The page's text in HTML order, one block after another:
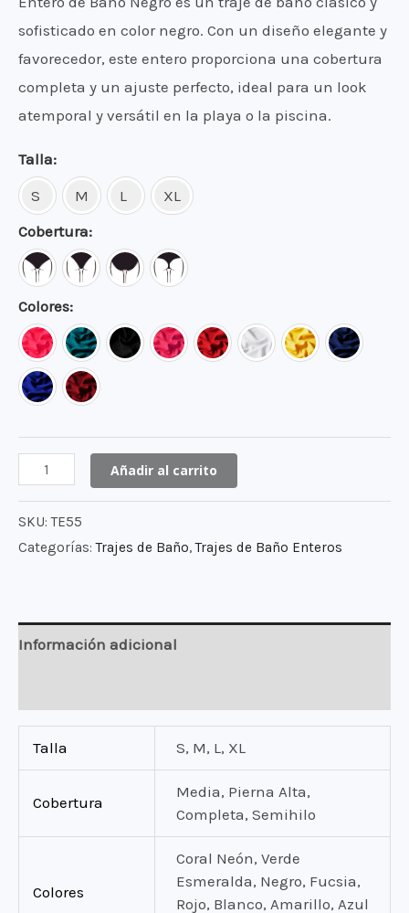
sofisticado en color negro. Con un diseño elegante y
favorecedor, este entero proporciona una cobertura
completa y un ajuste perfecto, ideal para un look
atemporal y versátil en la playa o la piscina.
Talla
S
M L
XL
Cobertura
Colores
Entero
Baño
Negro
Añadir al carrito
SKU:TE55
Categorías:Trajes de Baño,Trajes de Baño Enteros
Información adicional
Talla S, M, L, XL
Cobertura
Media, Pierna Alta,
Completa, Semihilo
Colores
Coral Neón, Verde
Esmeralda, Negro, Fucsia,
Rojo, Blanco, Amarillo, Azul